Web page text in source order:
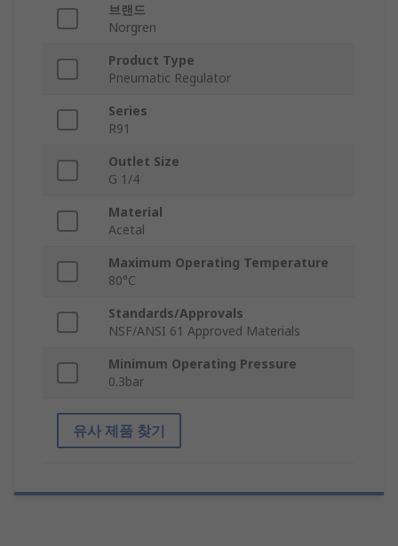
브랜드
Norgren
Product Type
Pneumatic Regulator
Series
R91
Outlet Size
G 1/4
Material
Acetal
Maximum Operating Temperature
80°C
Standards/Approvals
NSF/ANSI 61 Approved Materials
Minimum Operating Pressure
0.3bar
유사 제품 찾기